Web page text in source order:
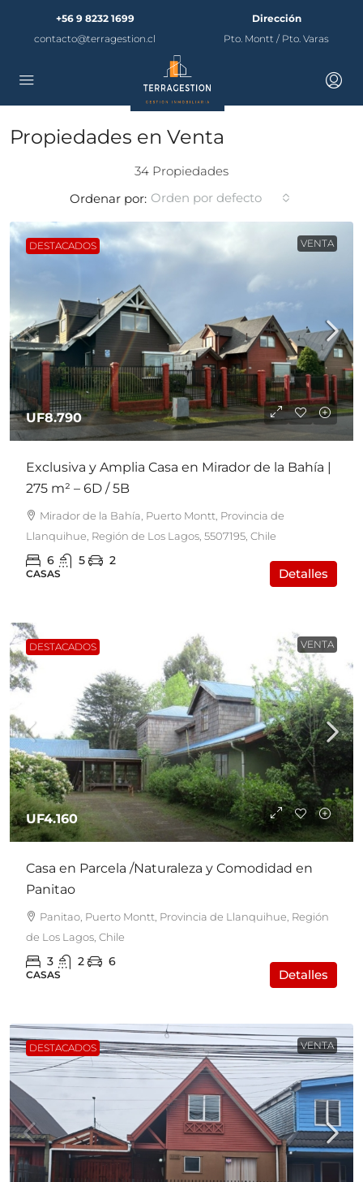
+56 9 8232 1699
contacto@terragestion.cl
Dirección
Pto. Montt / Pto. Varas
Propiedades en Venta
34 Propiedades
Ordenar por: Orden por defecto
DESTACADOS VENTA
UF8.790
Exclusiva y Amplia Casa en Mirador de la Bahía |
275 m² – 6D / 5B
Mirador de la Bahía, Puerto Montt, Provincia de
Llanquihue, Región de Los Lagos, 5507195, Chile
6 5 2
CASAS Detalles
DESTACADOS VENTA
UF4.160
Casa en Parcela /Naturaleza y Comodidad en
Panitao
Panitao, Puerto Montt, Provincia de Llanquihue, Región
de Los Lagos, Chile
3 2 6
CASAS Detalles
DESTACADOS VENTA